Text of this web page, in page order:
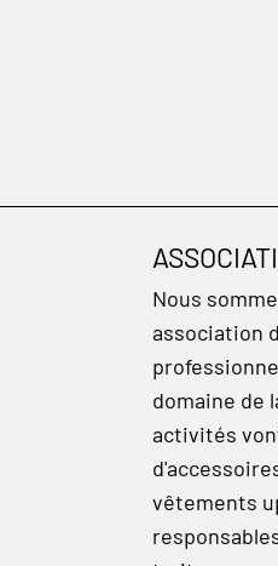
Nous
association
domaine de
activités
vêtements